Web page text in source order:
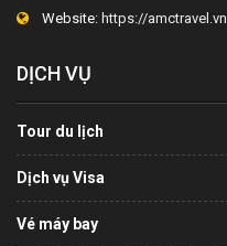
Website: https://amctravel.vn
DỊCH VỤ
Tour du lịch
Dịch vụ Visa
Vé máy bay